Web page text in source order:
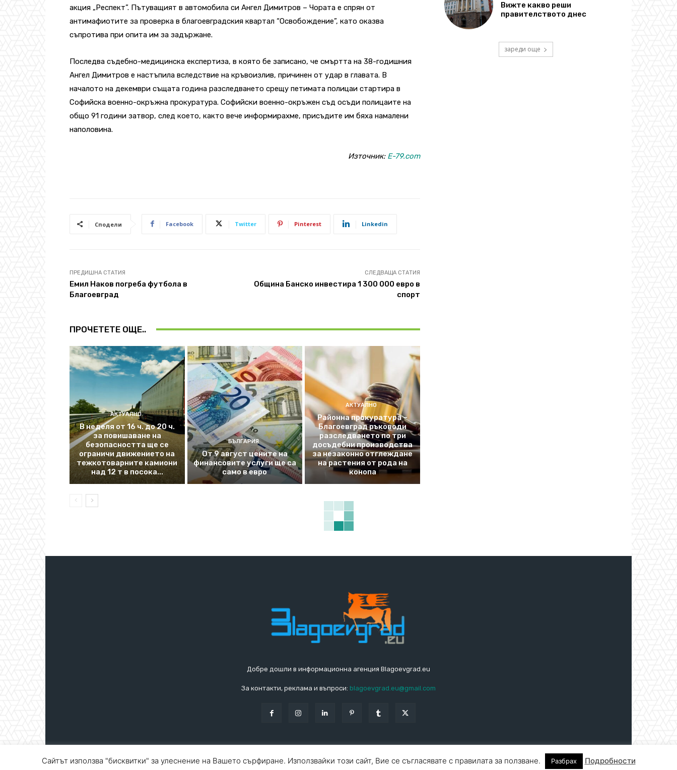
акция „Респект”. Пътуващият в автомобила си Ангел Димитров – Чората е спрян от
антимафиотите за проверка в благоевградския квартал “Освобождение”, като оказва
съпротива при опита им за задържане.
Последва съдебно-медицинска експертиза, в която бе записано, че смъртта на 38-годишния
Ангел Димитров е настъпила вследствие на кръвоизлив, причинен от удар в главата. В
началото на декември същата година разследването срещу петимата полицаи стартира в
Софийска военно-окръжна прокуратура. Софийски военно-окръжен съд осъди полицаите на
общо 91 години затвор, след което, както вече информирахме, присъдите им бяха намалени
наполовина.
Източник: E-79.com
Сподели Facebook Twitter Pinterest Linkedin
ПРЕДИШНА СТАТИЯ
Емил Наков погреба футбола в
Благоевград
СЛЕДВАЩА СТАТИЯ
Община Банско инвестира 1 300 000 евро в
спорт
ПРОЧЕТЕТЕ ОЩЕ..
АКТУАЛНО
В неделя от 16 ч. до 20 ч.
за повишаване на
безопасността ще се
ограничи движението на
тежкотоварните камиони
над 12 т в посока...
БЪЛГАРИЯ
От 9 август цените на
финансовите услуги ще са
само в евро
АКТУАЛНО
Районна прокуратура –
Благоевград ръководи
разследването по три
досъдебни производства
за незаконно отглеждане
на растения от рода на
конопа
Вижте какво реши
правителството днес
зареди още
Добре дошли в информационна агенция Blagoevgrad.eu
За контакти, реклама и въпроси: blagoevgrad.eu@gmail.com
© Blagoevgrad.EU 2010 - 2026 Общи условия | За контакти За реклама СПРАВОЧНИК СЪБИТИЯ
Сайтът използва "бисквитки" за улеснение на Вашето сърфиране. Използвайки този сайт, Вие се съгласявате с правилата за ползване. Разбрах Подробности